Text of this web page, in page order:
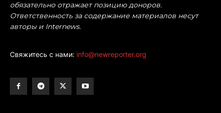
обязательно отражает позицию доноров.
Ответственность за содержание материалов несут
авторы и Internews.
Свяжитесь с нами: info@newreporter.org